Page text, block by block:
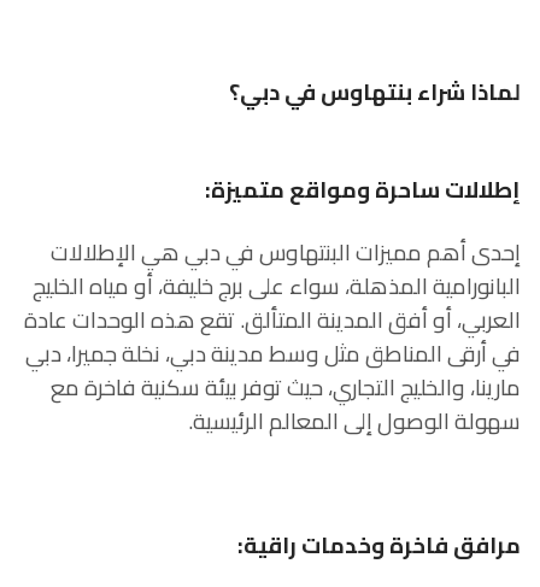
لماذا شراء بنتهاوس في دبي؟
إطلالات ساحرة ومواقع متميزة:
إحدى أهم مميزات البنتهاوس في دبي هي الإطلالات
البانورامية المذهلة، سواء على برج خليفة، أو مياه الخليج
العربي، أو أفق المدينة المتألق. تقع هذه الوحدات عادة
في أرقى المناطق مثل وسط مدينة دبي، نخلة جميرا، دبي
مارينا، والخليج التجاري، حيث توفر بيئة سكنية فاخرة مع
سهولة الوصول إلى المعالم الرئيسية.
مرافق فاخرة وخدمات راقية: